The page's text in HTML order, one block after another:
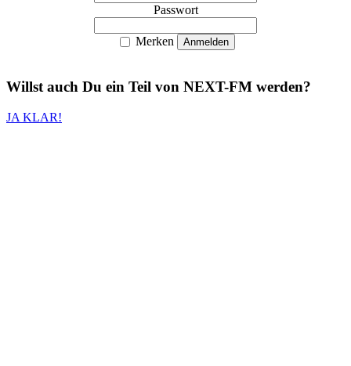
Passwort
Merken
Willst auch Du ein Teil von NEXT-FM werden?
JA KLAR!